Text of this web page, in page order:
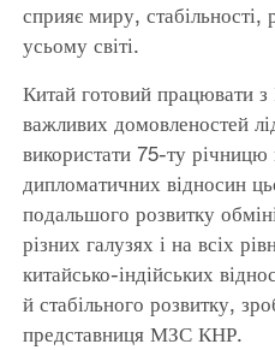
сприяє миру, стабільності,
усьому світі.
Китай готовий працювати з
важливих домовленостей
використати 75-ту річницю
дипломатичних відносин
подальшого розвитку
різних галузях і на всіх
китайсько-індійських
й стабільного розвитку,
представниця МЗС КНР.